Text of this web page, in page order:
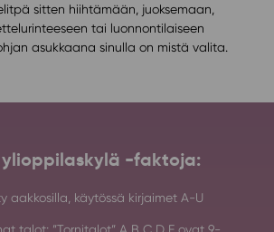
sitten hiihtämään, juoksemaan,
tai luonnontilaiseen
asukkaana sinulla on mistä valita.
-faktoja:
aakkosilla, käytössä kirjaimet A-U